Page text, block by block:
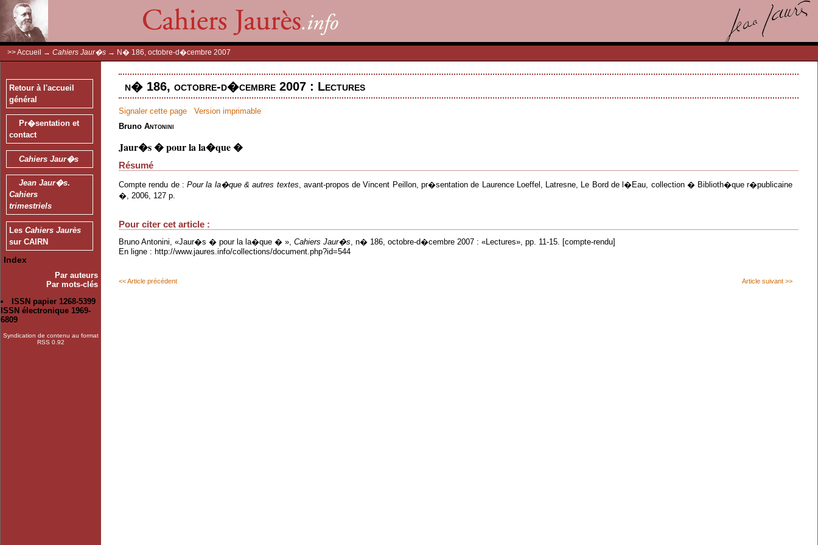
>>Accueil → Cahiers Jaur�s → N� 186, octobre-d�cembre 2007
Retour à l'accueil
général
Pr�sentation et
contact
Cahiers Jaur�s
Jean Jaur�s.
Cahiers
trimestriels
Les Cahiers Jaurès
sur CAIRN
Index
Par auteurs
Par mots-clés
ISSN papier 1268-5399
ISSN électronique 1969-
6809
Syndication de contenu au format
RSS 0.92
n� 186, octobre-d�cembre 2007 : Lectures
Signaler cette page
Version imprimable
Bruno Antonini
Jaur�s � pour la la�que �
Résumé
Compte rendu de :Pour la la�que & autres textes , avant-propos de Vincent Peillon, pr�sentation de Laurence Loeffel, Latresne, Le Bord de l�Eau, collection � Biblioth�que r�publicaine
�, 2006, 127 p.
Pour citer cet article :
Bruno Antonini, «Jaur�s � pour la la�que � », Cahiers Jaur�s , n� 186, octobre-d�cembre 2007 : «Lectures», pp. 11-15. [compte-rendu]
En ligne : http://www.jaures.info/collections/document.php?id=544
<< Article précédent Article suivant >>